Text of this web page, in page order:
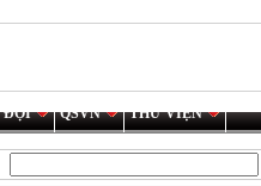
ĐỘI QSVN THƯ VIỆN